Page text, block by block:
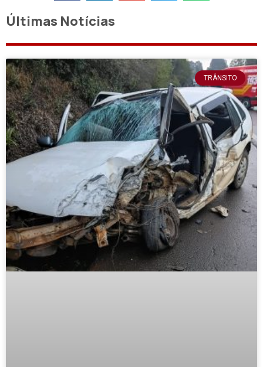
Últimas Notícias
TRÂNSITO